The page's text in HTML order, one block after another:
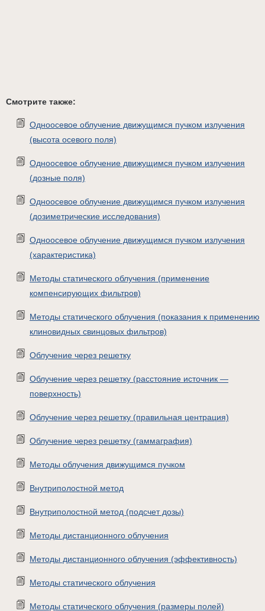
Смотрите также:
Одноосевое облучение движущимся пучком излучения
(высота осевого поля)
Одноосевое облучение движущимся пучком излучения
(дозные поля)
Одноосевое облучение движущимся пучком излучения
(дозиметрические исследования)
Одноосевое облучение движущимся пучком излучения
(характеристика)
Методы статического облучения (применение
компенсирующих фильтров)
Методы статического облучения (показания к применению
клиновидных свинцовых фильтров)
Облучение через решетку
Облучение через решетку (расстояние источник —
поверхность)
Облучение через решетку (правильная центрация)
Облучение через решетку (гаммаграфия)
Методы облучения движущимся пучком
Внутриполостной метод
Внутриполостной метод (подсчет дозы)
Методы дистанционного облучения
Методы дистанционного облучения (эффективность)
Методы статического облучения
Методы статического облучения (размеры полей)